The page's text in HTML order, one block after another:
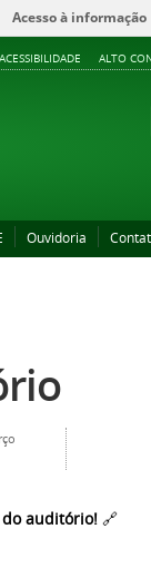
Acesso à informação
ACESSIBILIDADE ALTO
Ouvidoria
do auditório! 🔗